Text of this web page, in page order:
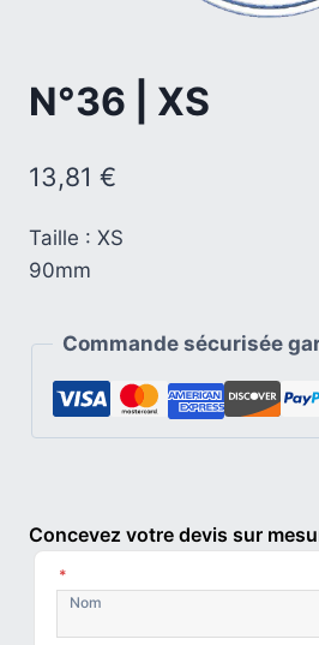
N°36 | XS
13,81 €
Taille : XS
90mm
Commande sécurisée
Concevez votre devis sur
*